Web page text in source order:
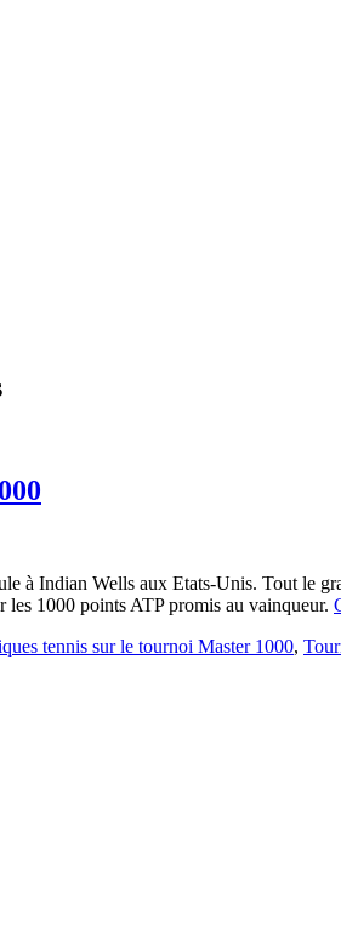
à Indian Wells aux Etats-Unis. Tout
1000 points ATP promis au vainqueur.
tennis sur le tournoi Master 1000,